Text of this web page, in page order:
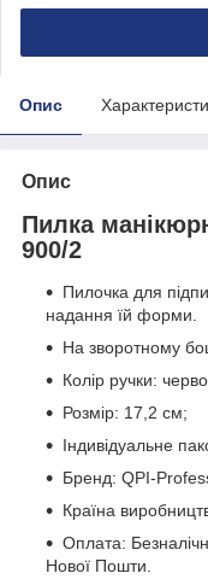
Опис
Опис
Пилка
900/2
Пилочка для
надання їй форми.
На зворотному
Колір ручки:
Розмір: 17,2 см;
Індивідуальне
Бренд: QPI-
Країна
Оплата:
Нової Пошти.